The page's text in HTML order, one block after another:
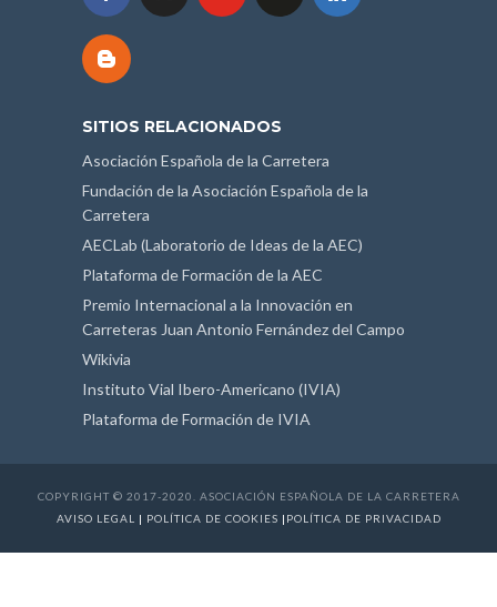
SITIOS RELACIONADOS
Asociación Española de la Carretera
Fundación de la Asociación Española de la
Carretera
AECLab (Laboratorio de Ideas de la AEC)
Plataforma de Formación de la AEC
Premio Internacional a la Innovación en
Carreteras Juan Antonio Fernández del Campo
Wikivia
Instituto Vial Ibero-Americano (IVIA)
Plataforma de Formación de IVIA
COPYRIGHT © 2017-2020. ASOCIACIÓN ESPAÑOLA DE LA CARRETERA
AVISO LEGAL
| POLÍTICA DE COOKIES | POLÍTICA DE PRIVACIDAD